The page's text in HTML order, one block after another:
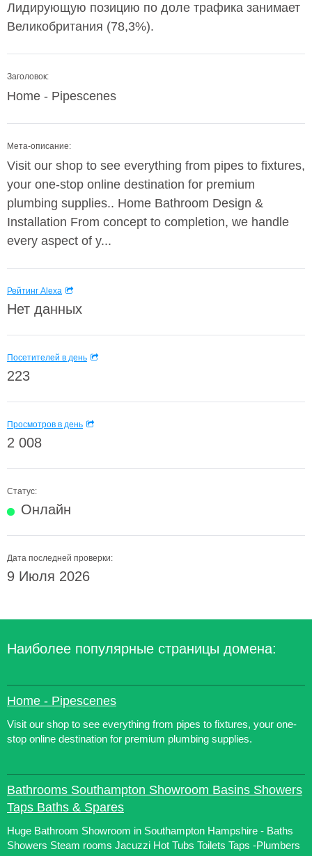
Лидирующую позицию по доле трафика занимает
Великобритания (78,3%).
Заголовок:
Home - Pipescenes
Мета-описание:
Visit our shop to see everything from pipes to fixtures,
your one-stop online destination for premium
plumbing supplies.. Home Bathroom Design &
Installation From concept to completion, we handle
every aspect of y...
Рейтинг Alexa
Нет данных
Посетителей в день
223
Просмотров в день
2 008
Статус:
Онлайн
Дата последней проверки:
9 Июля 2026
Наиболее популярные страницы домена:
Home - Pipescenes
Visit our shop to see everything from pipes to fixtures, your one-
stop online destination for premium plumbing supplies.
Bathrooms Southampton Showroom Basins Showers
Taps Baths & Spares
Huge Bathroom Showroom in Southampton Hampshire - Baths
Showers Steam rooms Jacuzzi Hot Tubs Toilets Taps -Plumbers